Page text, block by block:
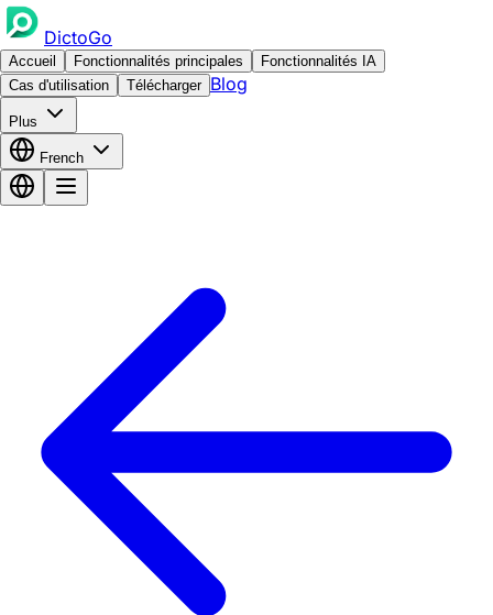
DictoGo
Accueil Fonctionnalités principales
Fonctionnalités IA
Cas d'utilisation
Télécharger Blog
Plus
French